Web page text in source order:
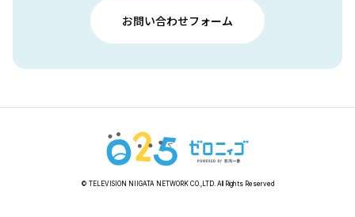
お問い合わせフォーム
© TELEVISION NIIGATA NETWORK CO.,LTD. All Rights Reserved